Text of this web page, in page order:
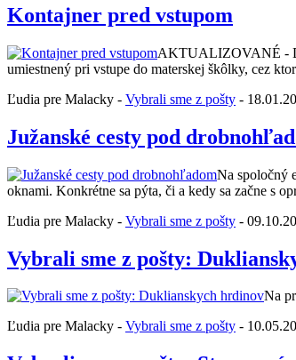
Kontajner pred vstupom
AKTUALIZOVANÉ -
umiestnený pri vstupe do materskej škôlky, cez
Ľudia pre Malacky - Vybrali sme z pošty -
Južanské cesty pod
Na spoločný
oknami. Konkrétne sa pýta, či a kedy sa začne s
Ľudia pre Malacky - Vybrali sme z pošty -
Vybrali sme z pošty:
Na
Ľudia pre Malacky - Vybrali sme z pošty -